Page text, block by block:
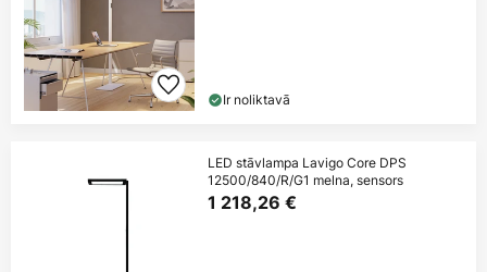
Ir noliktavā
LED stāvlampa Lavigo Core DPS
12500/840/R/G1 melna, sensors
1 218,26 €